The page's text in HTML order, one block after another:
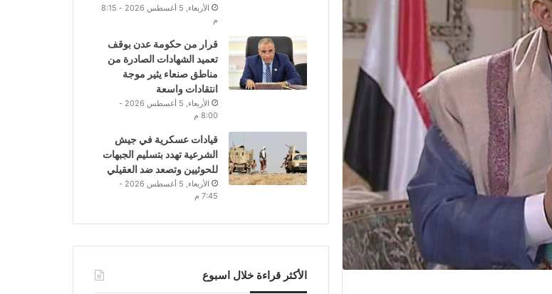
الأربعاء, 5 أغسطس 2026 - 8:15
م
قرار من حكومة عدن بوقف
تعميد الشهادات الصادرة من
مناطق صنعاء يثير موجة
انتقادات واسعة
الأربعاء, 5 أغسطس 2026 -
8:00 م
قيادات عسكرية في جيش
الشرعية تهدد بتسليم الجبهات
للحوثيين وتصعد ضد العقيلي
الأربعاء, 5 أغسطس 2026 -
7:45 م
الأكثر قراءة خلال اسبوع